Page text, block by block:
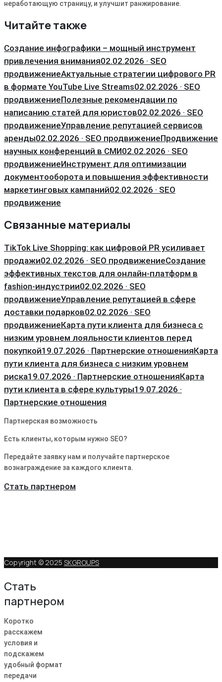
неработающую страницу, и улучшит ранжирование.
Читайте также
Создание инфографики – мощный инструмент
привлечения внимания02.02.2026 · SEO
продвижениеАктуальные стратегии цифрового PR
в формате YouTube Live Streams02.02.2026 · SEO
продвижениеПолезные рекомендации по
написанию статей для юристов02.02.2026 · SEO
продвижениеУправление репутацией сервисов
аренды02.02.2026 · SEO продвижениеПродвижение
научных конференций в СМИ02.02.2026 · SEO
продвижениеИнструмент для оптимизации
документооборота и повышения эффективности
маркетинговых кампаний02.02.2026 · SEO
продвижение
Связанные материалы
TikTok Live Shopping: как цифровой PR усиливает
продажи02.02.2026 · SEO продвижениеСоздание
эффективных текстов для онлайн-платформ в
fashion-индустрии02.02.2026 · SEO
продвижениеУправление репутацией в сфере
доставки подарков02.02.2026 · SEO
продвижениеКарта пути клиента для бизнеса с
низким уровнем лояльности клиентов перед
покупкой19.07.2026 · Партнерские отношенияКарта
пути клиента для бизнеса с низким уровнем
риска19.07.2026 · Партнерские отношенияКарта
пути клиента в сфере культуры19.07.2026 ·
Партнерские отношения
Партнерская возможность
Есть клиенты, которым нужно SEO?
Передайте заявку нам и получайте партнерское
вознаграждение за каждого клиента.
Стать партнером
Copyright © 2025 SKGROUPS
Стать
партнером
Коротко
расскажем
условия и
подскажем
удобный формат
передачи